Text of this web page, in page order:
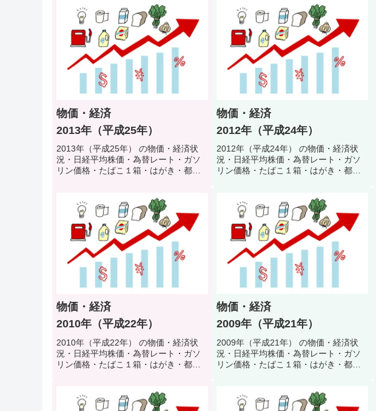
活スタイルを振り返るクイズ
活スタイルを振り返るクイズ
物価・経済
2013年（平成25年）
2013年（平成25年） の物価・経済状
況・日経平均株価・為替レート・ガソ
リン価格・たばこ１箱・はがき・都営
活スタイルを振り返るクイズ
物価・経済
2012年（平成24年）
2012年（平成24年） の物価・経済状
況・日経平均株価・為替レート・ガソ
リン価格・たばこ１箱・はがき・都営
活スタイルを振り返るクイズ
物価・経済
2010年（平成22年）
2010年（平成22年） の物価・経済状
況・日経平均株価・為替レート・ガソ
リン価格・たばこ１箱・はがき・都営
活スタイルを振り返るクイズ
物価・経済
2009年（平成21年）
2009年（平成21年） の物価・経済状
況・日経平均株価・為替レート・ガソ
リン価格・たばこ１箱・はがき・都営
活スタイルを振り返るクイズ